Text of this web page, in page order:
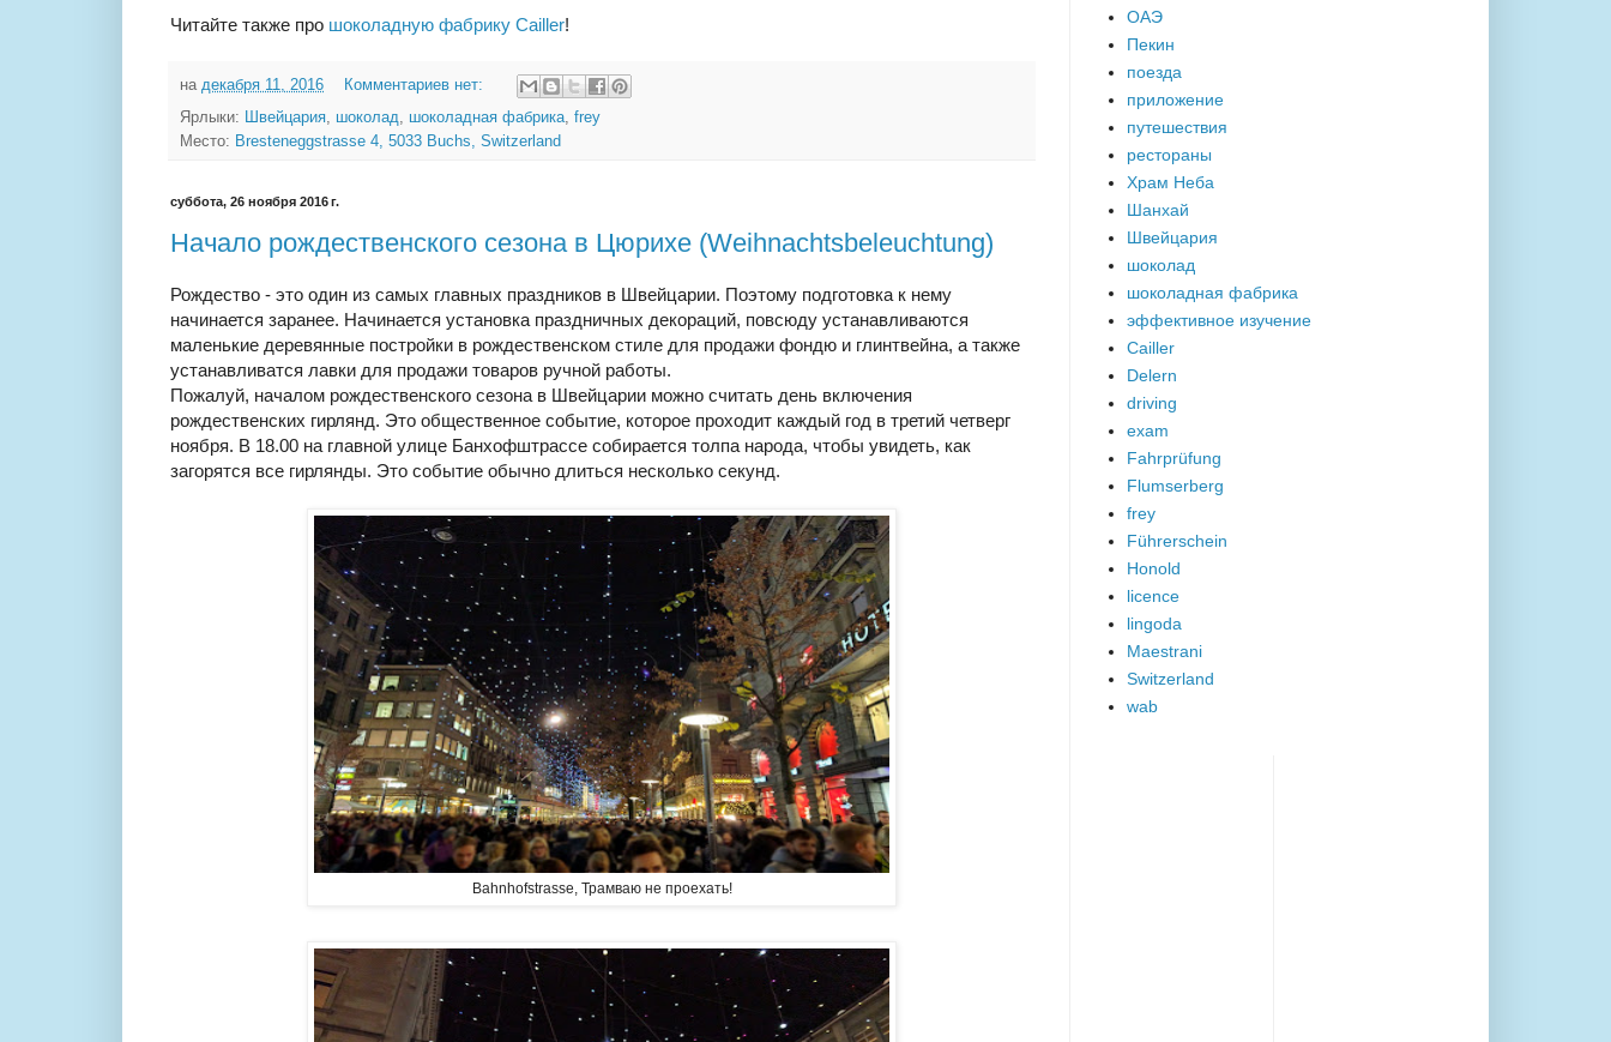
Читайте также про шоколадную фабрику Cailler!
на декабря 11, 2016
Комментариев нет:
Ярлыки: Швейцария, шоколад, шоколадная фабрика, frey
Место: Bresteneggstrasse 4, 5033 Buchs, Switzerland
суббота, 26 ноября 2016 г.
Начало рождественского сезона в Цюрихе (Weihnachtsbeleuchtung)
Рождество - это один из самых главных праздников в Швейцарии. Поэтому подготовка к нему
начинается заранее. Начинается установка праздничных декораций, повсюду устанавливаются
маленькие деревянные постройки в рождественском стиле для продажи фондю и глинтвейна, а также
устанавливатся лавки для продажи товаров ручной работы.
Пожалуй, началом рождественского сезона в Швейцарии можно считать день включения
рождественских гирлянд. Это общественное событие, которое проходит каждый год в третий четверг
ноября. В 18.00 на главной улице Банхофштрассе собирается толпа народа, чтобы увидеть, как
загорятся все гирлянды. Это событие обычно длиться несколько секунд.
Bahnhofstrasse, Трамваю не проехать!
ОАЭ
Пекин
поезда
приложение
путешествия
рестораны
Храм Неба
Шанхай
Швейцария
шоколад
шоколадная фабрика
эффективное изучение
Cailler
Delern
driving
exam
Fahrprüfung
Flumserberg
frey
Führerschein
Honold
licence
lingoda
Maestrani
Switzerland
wab